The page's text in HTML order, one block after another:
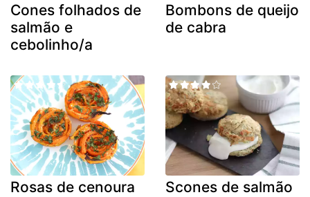
Cones folhados de
salmão e
cebolinho/a
Bombons de queijo
de cabra
Rosas de cenoura Scones de salmão